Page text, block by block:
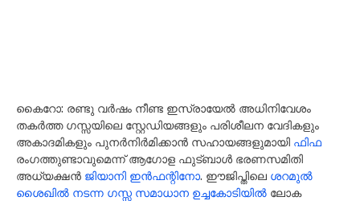
കൈറോ: രണ്ടു വർഷം നീണ്ട ഇസ്രായേൽ അധിനിവേശം
തകർത്ത ഗസ്സയിലെ സ്റ്റേഡിയങ്ങളും പരിശീലന വേദികളും
അകാദമികളും പുനർനിർമിക്കാൻ സഹായങ്ങളുമായി ഫിഫ
രംഗത്തുണ്ടാവുമെന്ന് ആഗോള ഫുട്ബാൾ ഭരണസമിതി
അധ്യക്ഷൻ ജിയാനി ഇൻഫന്റിനോ. ഈജിപ്തിലെ ശറമുൽ ​
ശൈഖിൽ നടന്ന ഗസ്സ സമാധാന ഉച്ചകോടിയിൽ ലോക